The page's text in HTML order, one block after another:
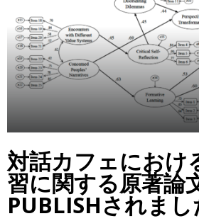
対話カフェにおけ
習に関する原著論
PUBLISHされまし